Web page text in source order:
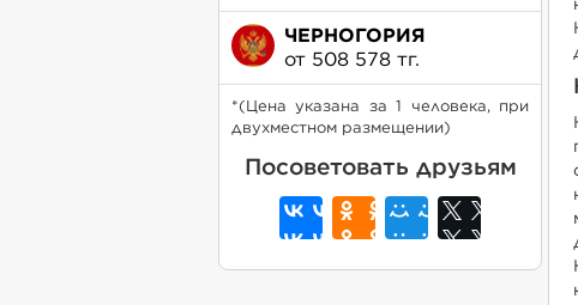
ЧЕРНОГОРИЯ
от 508 578 тг.
*(Цена указана за 1 человека, при
двухместном размещении)
Посоветовать друзьям